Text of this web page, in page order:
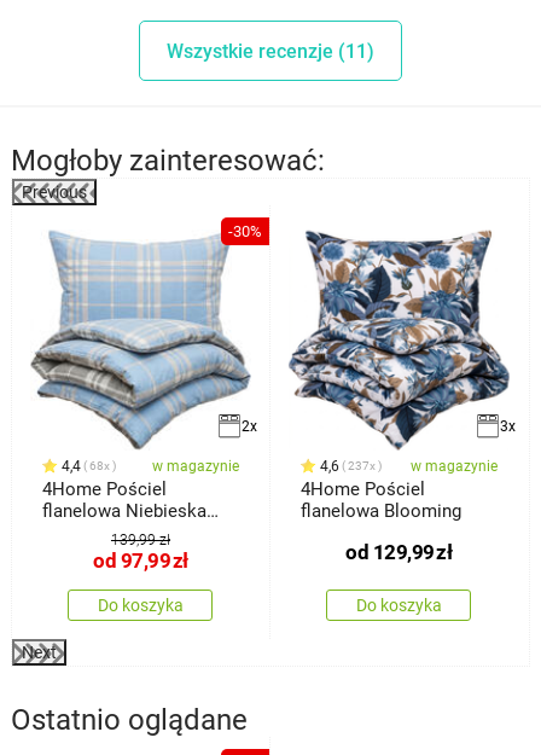
Wszystkie recenzje (11)
Mogłoby zainteresować:
Previous
-30%
2x
4,4 68x w magazynie
4Home Pościel
flanelowa Niebieska
139,99 zł
od 97,99zł
Do koszyka
3x
4,6 237x w magazynie
4Home Pościel
flanelowa Blooming
od 129,99zł
Do koszyka
Next
Ostatnio oglądane